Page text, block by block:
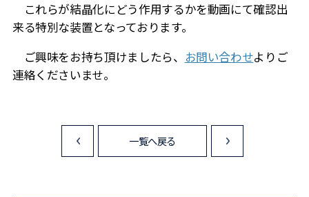
これらが結晶化にどう作用するかを動画にて確認出
来る特別な装置となっております。
ご興味をお持ち頂けましたら、 お問い合わせよりご
連絡くださいませ。
<
一覧へ戻る